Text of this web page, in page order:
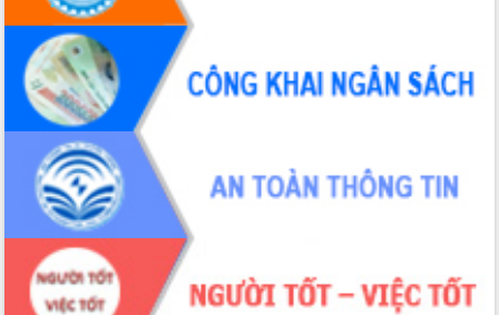
Đắk Lắk nâng cao hiệu quả công tác
Đảng từ Sổ tay đảng viên điện tử
Đắk Lắk đẩy mạnh nuôi biển công
nghệ, hướng tới phát triển thủy sản
bền vững
Tập huấn nâng cao năng lực triển khai
chuyển đổi số cho cán bộ, công chức
cấp xã
Đắk Lắk phát động hưởng ứng Ngày
Quyền của người tiêu dùng Việt Nam
2026
Đẩy mạnh cải cách hành chính, quyết
tâm đạt được mục tiêu tăng trưởng